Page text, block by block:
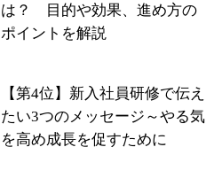
は？ 目的や効果、進め方の
ポイントを解説
【第4位】新入社員研修で伝え
たい3つのメッセージ～やる気
を高め成長を促すために